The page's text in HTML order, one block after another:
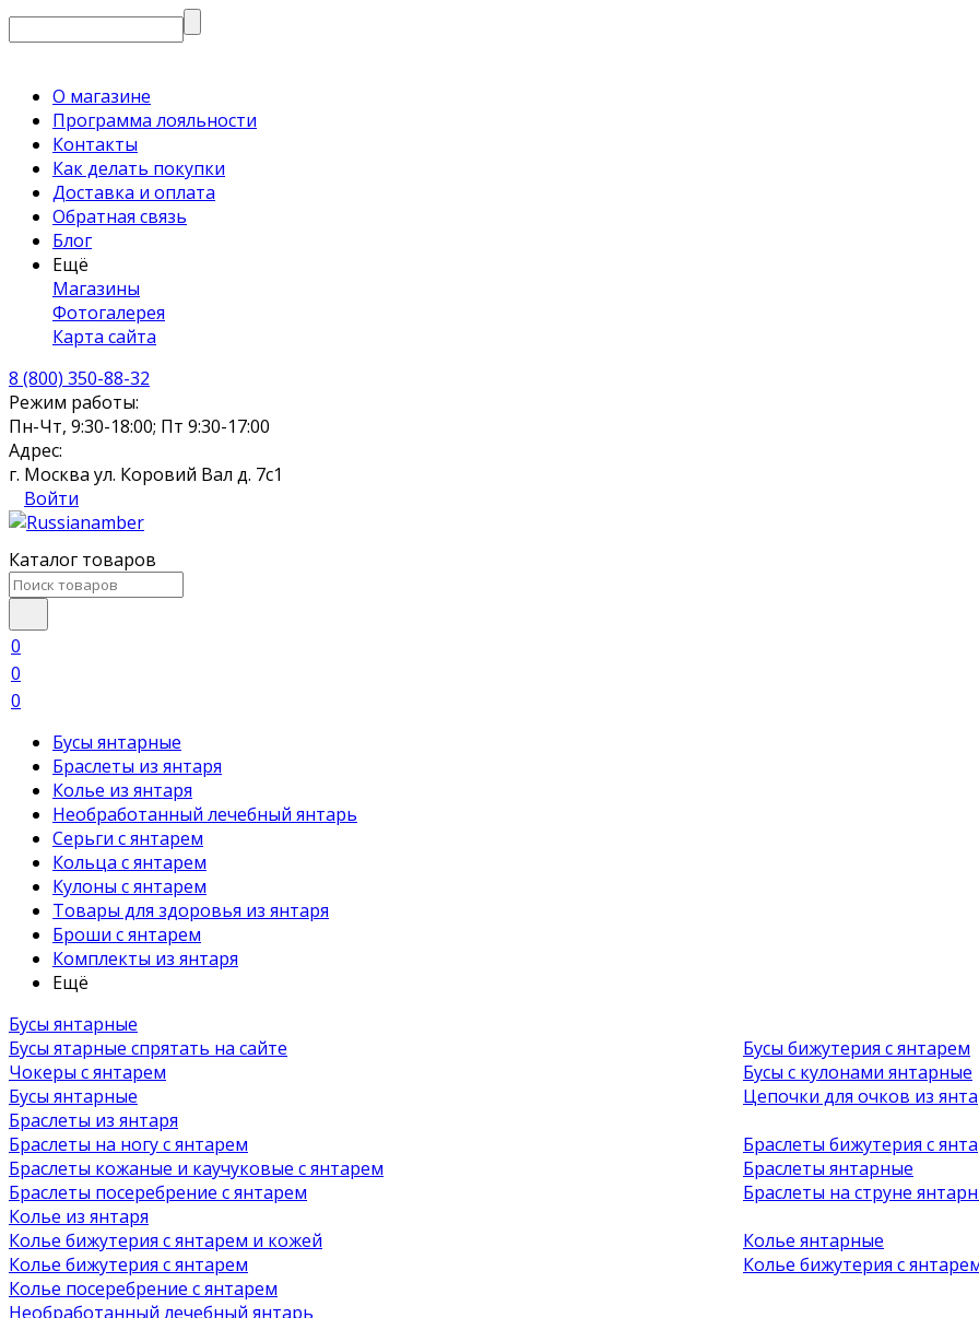
О магазине
Программа лояльности
Контакты
Как делать покупки
Доставка и оплата
Обратная связь
Блог
Ещё
Магазины
Фотогалерея
Карта сайта
8 (800) 350-88-32
Режим работы:
Пн-Чт, 9:30-18:00; Пт 9:30-17:00
Адрес:
г. Москва ул. Коровий Вал д. 7с1
Войти
Каталог товаров
0
0
0
Бусы янтарные
Браслеты из янтаря
Колье из янтаря
Необработанный лечебный янтарь
Серьги с янтарем
Кольца с янтарем
Кулоны с янтарем
Товары для здоровья из янтаря
Броши с янтарем
Комплекты из янтаря
Ещё
Бусы янтарные
Бусы ятарные спрятать на сайте
Чокеры с янтарем
Бусы янтарные
Бусы бижутерия с янтарем
Бусы с кулонами янтарные
Цепочки для очков из
Браслеты из янтаря
Браслеты на ногу с янтарем
Браслеты кожаные и каучуковые с янтарем
Браслеты посеребрение с янтарем
Браслеты бижутерия с
Браслеты янтарные
Браслеты на струне
Колье из янтаря
Колье бижутерия с янтарем и кожей
Колье бижутерия с янтарем
Колье посеребрение с янтарем
Колье янтарные
Колье бижутерия с
Необработанный лечебный янтарь